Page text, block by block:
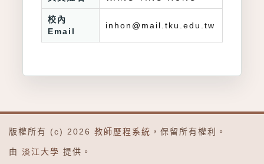
校內
Email
inhon@mail.tku.edu.tw
版權所有 (c) 2026 教師歷程系統 ，保留所有權利。
由 淡江大學 提供。